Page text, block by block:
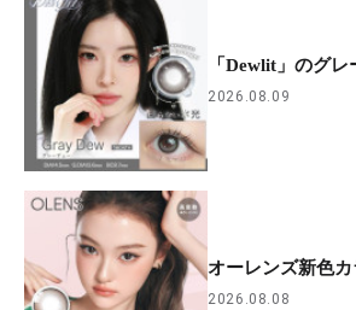
「Dewlit」のグ
2026.08.09
オーレンズ新色
2026.08.08